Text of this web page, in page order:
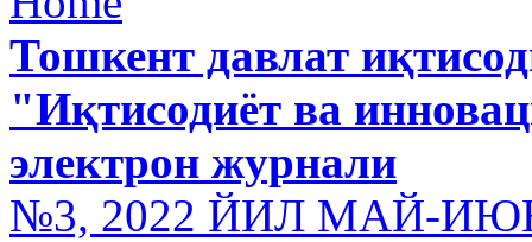
Тошкент давлат
"Иқтисодиёт ва
электрон журнали
№3, 2022 ЙИЛ МАЙ-